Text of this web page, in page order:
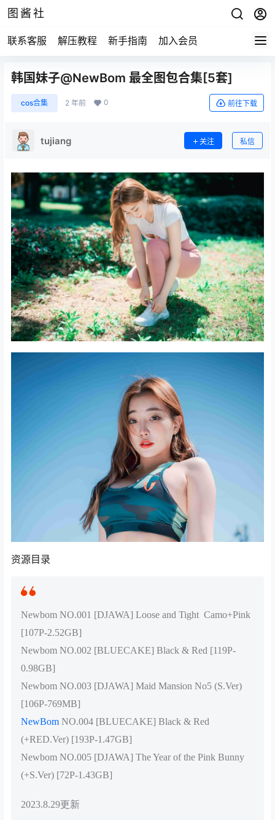
图酱社
联系客服 解压教程 新手指南 加入会员
韩国妹子@NewBom 最全图包合集[5套]
cos合集 2 年前 0 前往下载
tujiang 关注 私信
资源目录
Newbom NO.001 [DJAWA] Loose and Tight Camo+Pink
[107P-2.52GB]
Newbom NO.002 [BLUECAKE] Black & Red [119P-
0.98GB]
Newbom NO.003 [DJAWA] Maid Mansion No5 (S.Ver)
[106P-769MB]
NewBom NO.004 [BLUECAKE] Black & Red
(+RED.Ver) [193P-1.47GB]
Newbom NO.005 [DJAWA] The Year of the Pink Bunny
(+S.Ver) [72P-1.43GB]
2023.8.29更新